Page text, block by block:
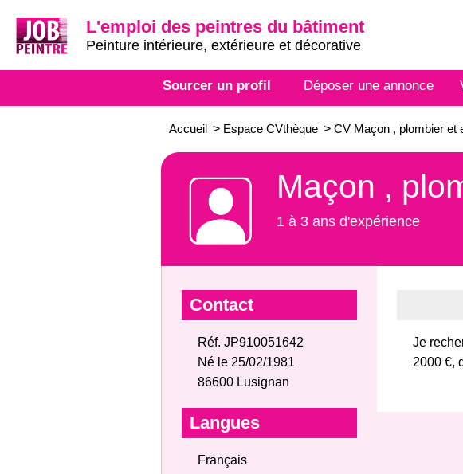
L'emploi des peintres du bâtiment
Peinture intérieure, extérieure et décorative
Sourcer un profil Déposer une annonce
Accueil > Espace CVthèque > CV Maçon , plombier et
Maçon ,
1 à 3 ans d'expérience
Contact
Réf. JP910051642
Né le 25/02/1981
86600 Lusignan
Langues
Français
Je
2000 €,